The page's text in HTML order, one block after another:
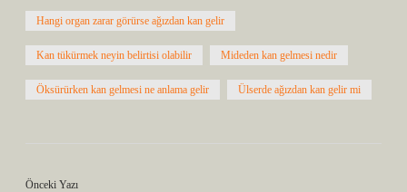
Hangi organ zarar görürse ağızdan kan gelir
Kan tükürmek neyin belirtisi olabilir Mideden kan gelmesi nedir
Öksürürken kan gelmesi ne anlama gelir Ülserde ağızdan kan gelir mi
Önceki Yazı